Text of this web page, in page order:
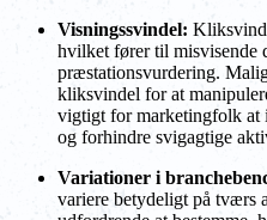
Visningssvindel:
hvilket fører til misvisende
præstationsvurdering.
kliksvindel for at
vigtigt for marketingfolk at
og forhindre svigagtige
Variationer i
variere betydeligt på tværs